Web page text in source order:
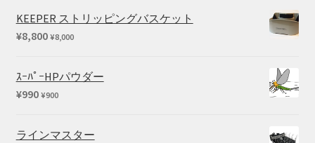
帯:
KEEPER ストリッピングバスケット
¥8,800 ¥8,000
ｽｰﾊﾟｰHPパウダー
¥990 ¥900
ラインマスター